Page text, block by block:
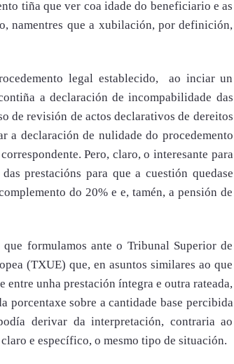
tiña que ver coa idade do beneficiario e as
namentres que a xubilación, por definición,
legal establecido, ao inciar un
a declaración de incompabilidade das
de revisión de actos declarativos de dereitos
a declaración de nulidade do procedemento
Pero, claro, o interesante para
prestacións para que a cuestión quedase
do 20% e e, tamén, a pensión de
formulamos ante o Tribunal Superior de
(TXUE) que, en asuntos similares ao que
unha prestación íntegra e outra rateada,
porcentaxe sobre a cantidade base percibida
derivar da interpretación, contraria ao
e específico, o mesmo tipo de situación.